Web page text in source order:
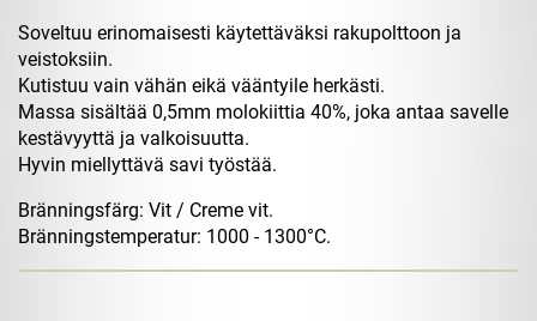
Soveltuu erinomaisesti käytettäväksi rakupolttoon ja
veistoksiin.
Kutistuu vain vähän eikä vääntyile herkästi.
Massa sisältää 0,5mm molokiittia 40%, joka antaa savelle
kestävyyttä ja valkoisuutta.
Hyvin miellyttävä savi työstää.
Bränningsfärg: Vit / Creme vit.
Bränningstemperatur: 1000 - 1300°C.